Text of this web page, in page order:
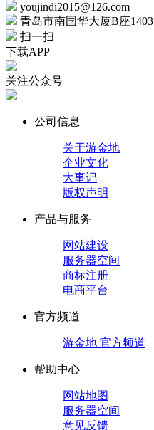
youjindi2015@126.com
青岛市南国华大厦B座1403
扫一扫
下载APP
关注公众号
公司信息
关于游金地
企业文化
大事记
版权声明
产品与服务
网站建设
服务器空间
商标注册
电商平台
官方频道
游金地 官方频道
帮助中心
网站地图
服务器空间
意见反馈